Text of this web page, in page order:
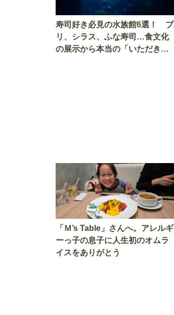
寿司好き必見の水族館6選！ ブ
リ、シラス、ふな寿司…食文化
の展示から本当の「いただきま
「Ｍ’s Table」さんへ。アレルギ
ーっ子の息子に人生初のオムラ
イスをありがとう